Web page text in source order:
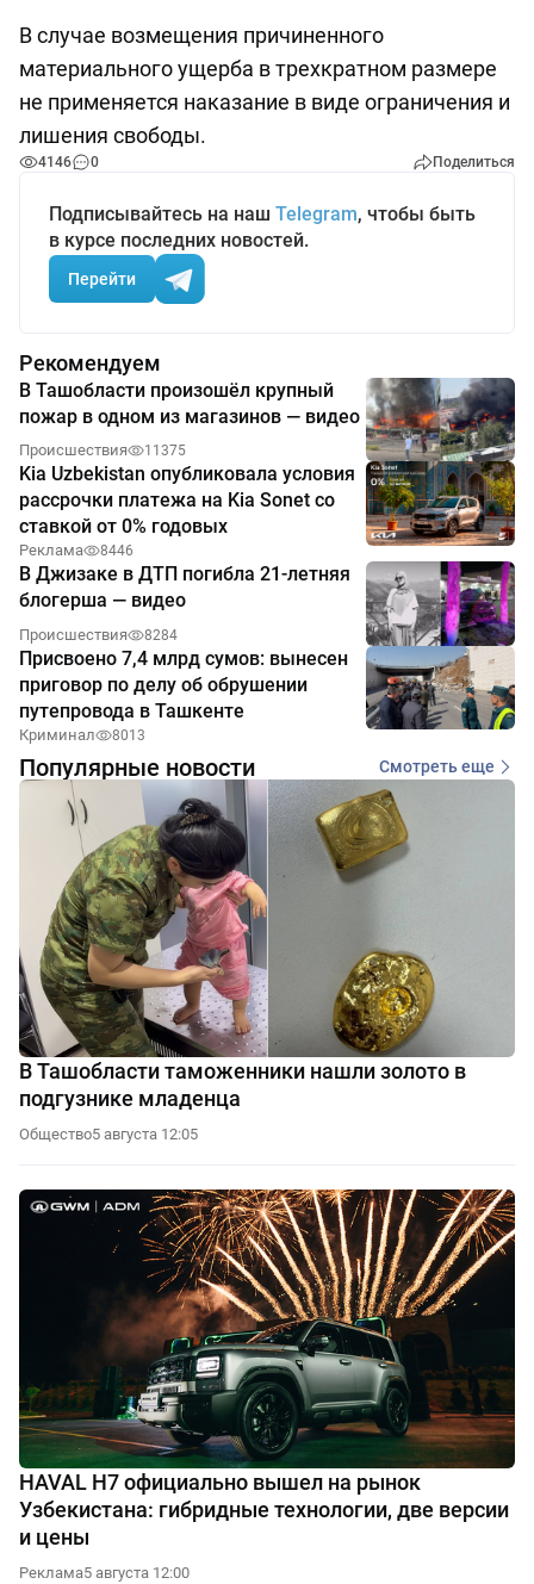
В случае возмещения причиненного
материального ущерба в трехкратном размере
не применяется наказание в виде ограничения и
лишения свободы.
4146 0 Поделиться
Подписывайтесь на наш Telegram, чтобы быть
в курсе последних новостей.
Перейти
Рекомендуем
В Ташобласти произошёл крупный
пожар в одном из магазинов — видео
Происшествия 11375
Kia Uzbekistan опубликовала условия
рассрочки платежа на Kia Sonet со
ставкой от 0% годовых
Реклама 8446
В Джизаке в ДТП погибла 21-летняя
блогерша — видео
Происшествия 8284
Присвоено 7,4 млрд сумов: вынесен
приговор по делу об обрушении
путепровода в Ташкенте
Криминал 8013
Популярные новости Смотреть еще
В Ташобласти таможенники нашли золото в
подгузнике младенца
Общество5 августа 12:05
HAVAL H7 официально вышел на рынок
Узбекистана: гибридные технологии, две версии
и цены
Реклама5 августа 12:00